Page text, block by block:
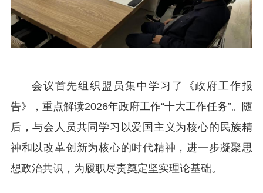
会议首先组织盟员集中学习了《政府工作报
告》，重点解读2026年政府工作“十大工作任务”。随
后，与会人员共同学习以爱国主义为核心的民族精
神和以改革创新为核心的时代精神，进一步凝聚思
想政治共识，为履职尽责奠定坚实理论基础。